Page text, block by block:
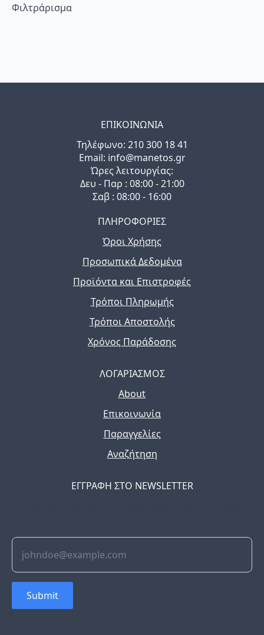
Φιλτράρισμα
ΕΠΙΚΟΙΝΩΝΙΑ
Τηλέφωνo: 210 300 18 41
Email: info@manetos.gr
Ώρες λειτουργίας:
Δευ - Παρ : 08:00 - 21:00
Σαβ : 08:00 - 16:00
ΠΛΗΡΟΦΟΡΙΕΣ
Όροι Χρήσης
Προσωπικά Δεδομένα
Προϊόντα και Επιστροφές
Τρόποι Πληρωμής
Τρόποι Αποστολής
Χρόνος Παράδοσης
ΛΟΓΑΡΙΑΣΜΟΣ
About
Επικοινωνία
Παραγγελίες
Αναζήτηση
ΕΓΓΡΑΦΗ ΣΤΟ NEWSLETTER
Submit